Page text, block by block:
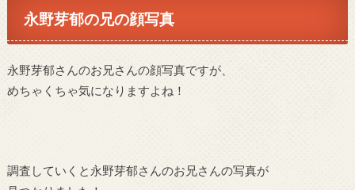
永野芽郁の兄の顔写真
永野芽郁さんのお兄さんの顔写真ですが、
めちゃくちゃ気になりますよね！
調査していくと永野芽郁さんのお兄さんの写真が